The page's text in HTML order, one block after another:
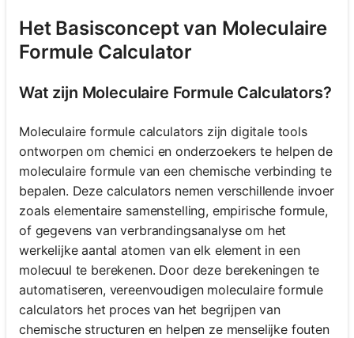
Het Basisconcept van Moleculaire
Formule Calculator
Wat zijn Moleculaire Formule Calculators?
Moleculaire formule calculators zijn digitale tools
ontworpen om chemici en onderzoekers te helpen de
moleculaire formule van een chemische verbinding te
bepalen. Deze calculators nemen verschillende invoer
zoals elementaire samenstelling, empirische formule,
of gegevens van verbrandingsanalyse om het
werkelijke aantal atomen van elk element in een
molecuul te berekenen. Door deze berekeningen te
automatiseren, vereenvoudigen moleculaire formule
calculators het proces van het begrijpen van
chemische structuren en helpen ze menselijke fouten